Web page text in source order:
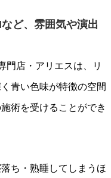
ど、雰囲気や演出
門店・アリエスは、リ
青い色味が特徴の空間
術を受けることができ
ち・熟睡してしまうほ